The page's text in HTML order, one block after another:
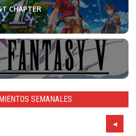
CHAPTER
2
SEMANALES